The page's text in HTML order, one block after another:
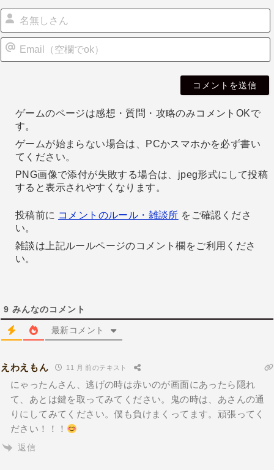
ゲームのページは感想・質問・攻略のみコメントOKで
す。
ゲームが始まらない場合は、PCかスマホかを必ず書い
てください。
PNG画像で添付が失敗する場合は、jpeg形式にして投稿
すると表示されやすくなります。
投稿前に コメントのルール・雑談所 をご確認くださ
い。
雑談は上記ルールページのコメント欄をご利用くださ
い。
9 みんなのコメント
最新コメント
えわえもん 11 月 前のテキスト
にゃったんさん、逃げの時は赤いのが画面にあったら隠れ
て、あとは鍵を取ってみてください。鬼の時は、あさんの通
りにしてみてください。僕も負けまくってます。頑張ってく
ださい！！！
返信